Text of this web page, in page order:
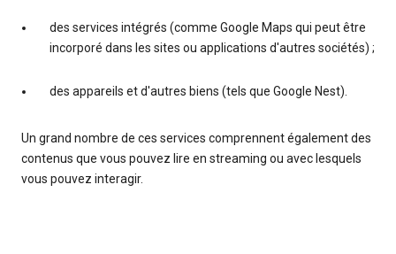
des services intégrés (comme Google Maps qui peut être
incorporé dans les sites ou applications d'autres sociétés) ;
des appareils et d'autres biens (tels que Google Nest).
Un grand nombre de ces services comprennent également des
contenus que vous pouvez lire en streaming ou avec lesquels
vous pouvez interagir.